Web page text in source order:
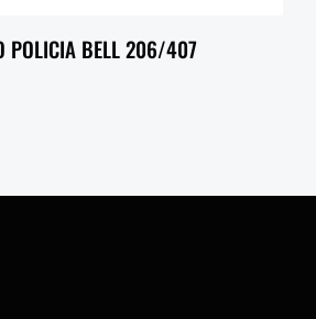
POLICIA BELL 206/407